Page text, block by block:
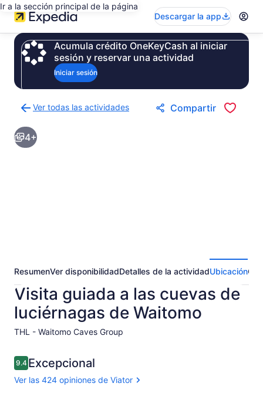
Ir a la sección principal de la página
Descargar la app
Acumula crédito OneKeyCash al iniciar
sesión y reservar una actividad
Iniciar sesión
Ver todas las actividades
a
la
página
Compartir
4+
ResumenVer disponibilidadDetalles de la actividadUbicación
Visita guiada a las cuevas de
luciérnagas de Waitomo
THL - Waitomo Caves Group​
Opiniones
9.49.4 de 10,
Excepcional
Ver las 424 opiniones de Viator